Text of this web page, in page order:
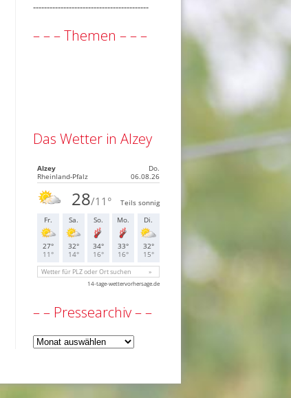
------------------------------------------
– – – Themen – – –
Das Wetter in Alzey
– – Pressearchiv – –
–